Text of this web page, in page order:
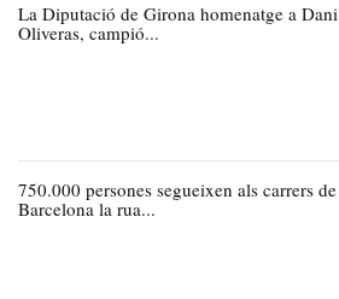
La Diputació de Girona homenatge a Dani
Oliveras, campió...
750.000 persones segueixen als carrers de
Barcelona la rua...